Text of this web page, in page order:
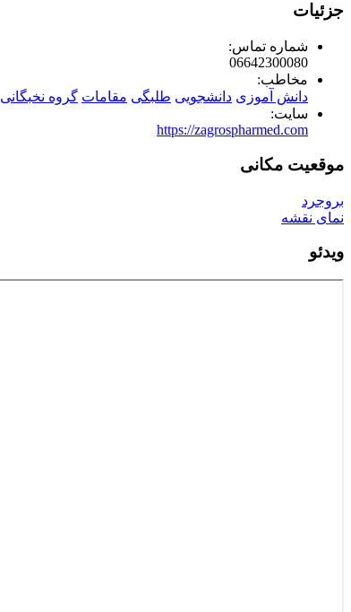
جزئیات
شماره تماس:
06642300080
مخاطب:
دانش آموزی دانشجویی طلبگی مقامات گروه نخبگانی
سایت:
https://zagrospharmed.com
موقعیت مکانی
بروجرد
نمای نقشه
ویدئو